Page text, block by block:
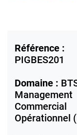
Référence :
PIGBES201
Domaine :
Management
Commercial
Opérationnel